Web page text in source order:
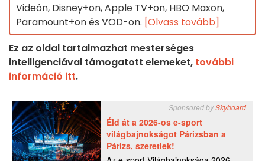
Videón, Disney+on, Apple TV+on, HBO Maxon,
Paramount+on és VOD-on. [Olvass tovább]
Ez az oldal tartalmazhat mesterséges
intelligenciával támogatott elemeket, további
információ itt.